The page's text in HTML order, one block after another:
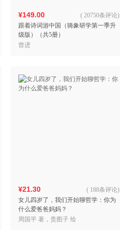
¥149.00
跟着诗词游中国（骑象研学第一季升
级版）（共5册）
( 20750条评论)
曾进
¥21.30
女儿四岁了，我们开始聊哲学：你为
什么爱爸爸妈妈？
( 188条评论)
周国平 著，贵图子 绘